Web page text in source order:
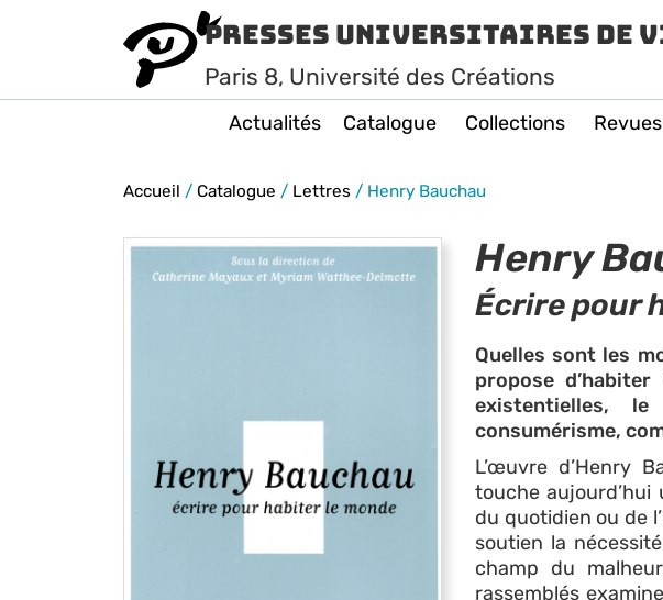
Presses Universitaires de
Paris 8, Université des Créations
Actualités Catalogue Collections Revues
Accueil / Catalogue / Lettres / Henry Bauchau
Henry
Écrire pour
Quelles sont les
propose
existentielles,
consumérisme,
L’œuvre d’Henry
touche
du quotidien ou de
soutien la
champ du
rassemblés